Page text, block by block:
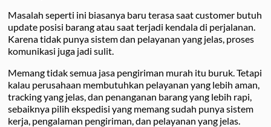
Masalah seperti ini biasanya baru terasa saat customer butuh
update posisi barang atau saat terjadi kendala di perjalanan.
Karena tidak punya sistem dan pelayanan yang jelas, proses
komunikasi juga jadi sulit.
Memang tidak semua jasa pengiriman murah itu buruk. Tetapi
kalau perusahaan membutuhkan pelayanan yang lebih aman,
tracking yang jelas, dan penanganan barang yang lebih rapi,
sebaiknya pilih ekspedisi yang memang sudah punya sistem
kerja, pengalaman pengiriman, dan pelayanan yang jelas.